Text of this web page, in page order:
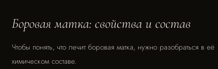
Боровая матка: свойства и состав
Чтобы понять, что лечит боровая матка, нужно разобраться в её
химическом составе.